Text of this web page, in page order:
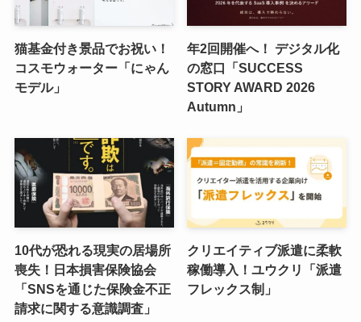
猫基金付き景品でお祝い！
コスモウォーター「にゃん
モデル」
年2回開催へ！ デジタル化
の窓口「SUCCESS
STORY AWARD 2026
Autumn」
10代が恐れる現実の居場所
喪失！日本損害保険協会
「SNSを通じた保険金不正
請求に関する意識調査」
クリエイティブ派遣に柔軟
稼働導入！ユウクリ「派遣
フレックス制」